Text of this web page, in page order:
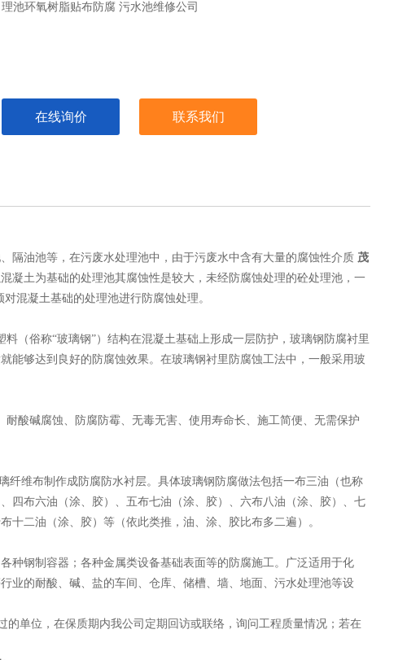
理池环氧树脂贴布防腐 污水池维修公司
在线询价 联系我们
隔油池等，在污废水处理池中，由于污废水中含有大量的腐蚀性介质 茂
凝土为基础的处理池其腐蚀性是较大，未经防腐蚀处理的砼处理池，一
混凝土基础的处理池进行防腐蚀处理。
（俗称“玻璃钢”）结构在混凝土基础上形成一层防护，玻璃钢防腐衬里
能够达到良好的防腐蚀效果。在玻璃钢衬里防腐蚀工法中，一般采用玻
酸碱腐蚀、防腐防霉、无毒无害、使用寿命长、施工简便、无需保护
维布制作成防腐防水衬层。具体玻璃钢防腐做法包括一布三油（也称
四布六油（涂、胶）、五布七油（涂、胶）、六布八油（涂、胶）、七
十二油（涂、胶）等（依此类推，油、涂、胶比布多二遍）。
种钢制容器；各种金属类设备基础表面等的防腐施工。广泛适用于化
业的耐酸、碱、盐的车间、仓库、储槽、墙、地面、污水处理池等设
单位，在保质期内我公司定期回访或联络，询问工程质量情况；若在